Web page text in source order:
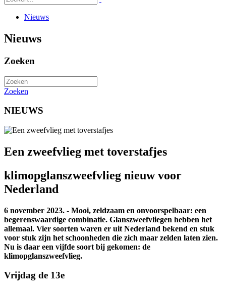
Nieuws
Nieuws
Zoeken
Zoeken
NIEUWS
Een zweefvlieg met toverstafjes
klimopglanszweefvlieg nieuw voor
Nederland
6 november 2023. - Mooi, zeldzaam en onvoorspelbaar: een
begerenswaardige combinatie. Glanszweefvliegen hebben het
allemaal. Vier soorten waren er uit Nederland bekend en stuk
voor stuk zijn het schoonheden die zich maar zelden laten zien.
Nu is daar een vijfde soort bij gekomen: de
klimopglanszweefvlieg.
Vrijdag de 13e